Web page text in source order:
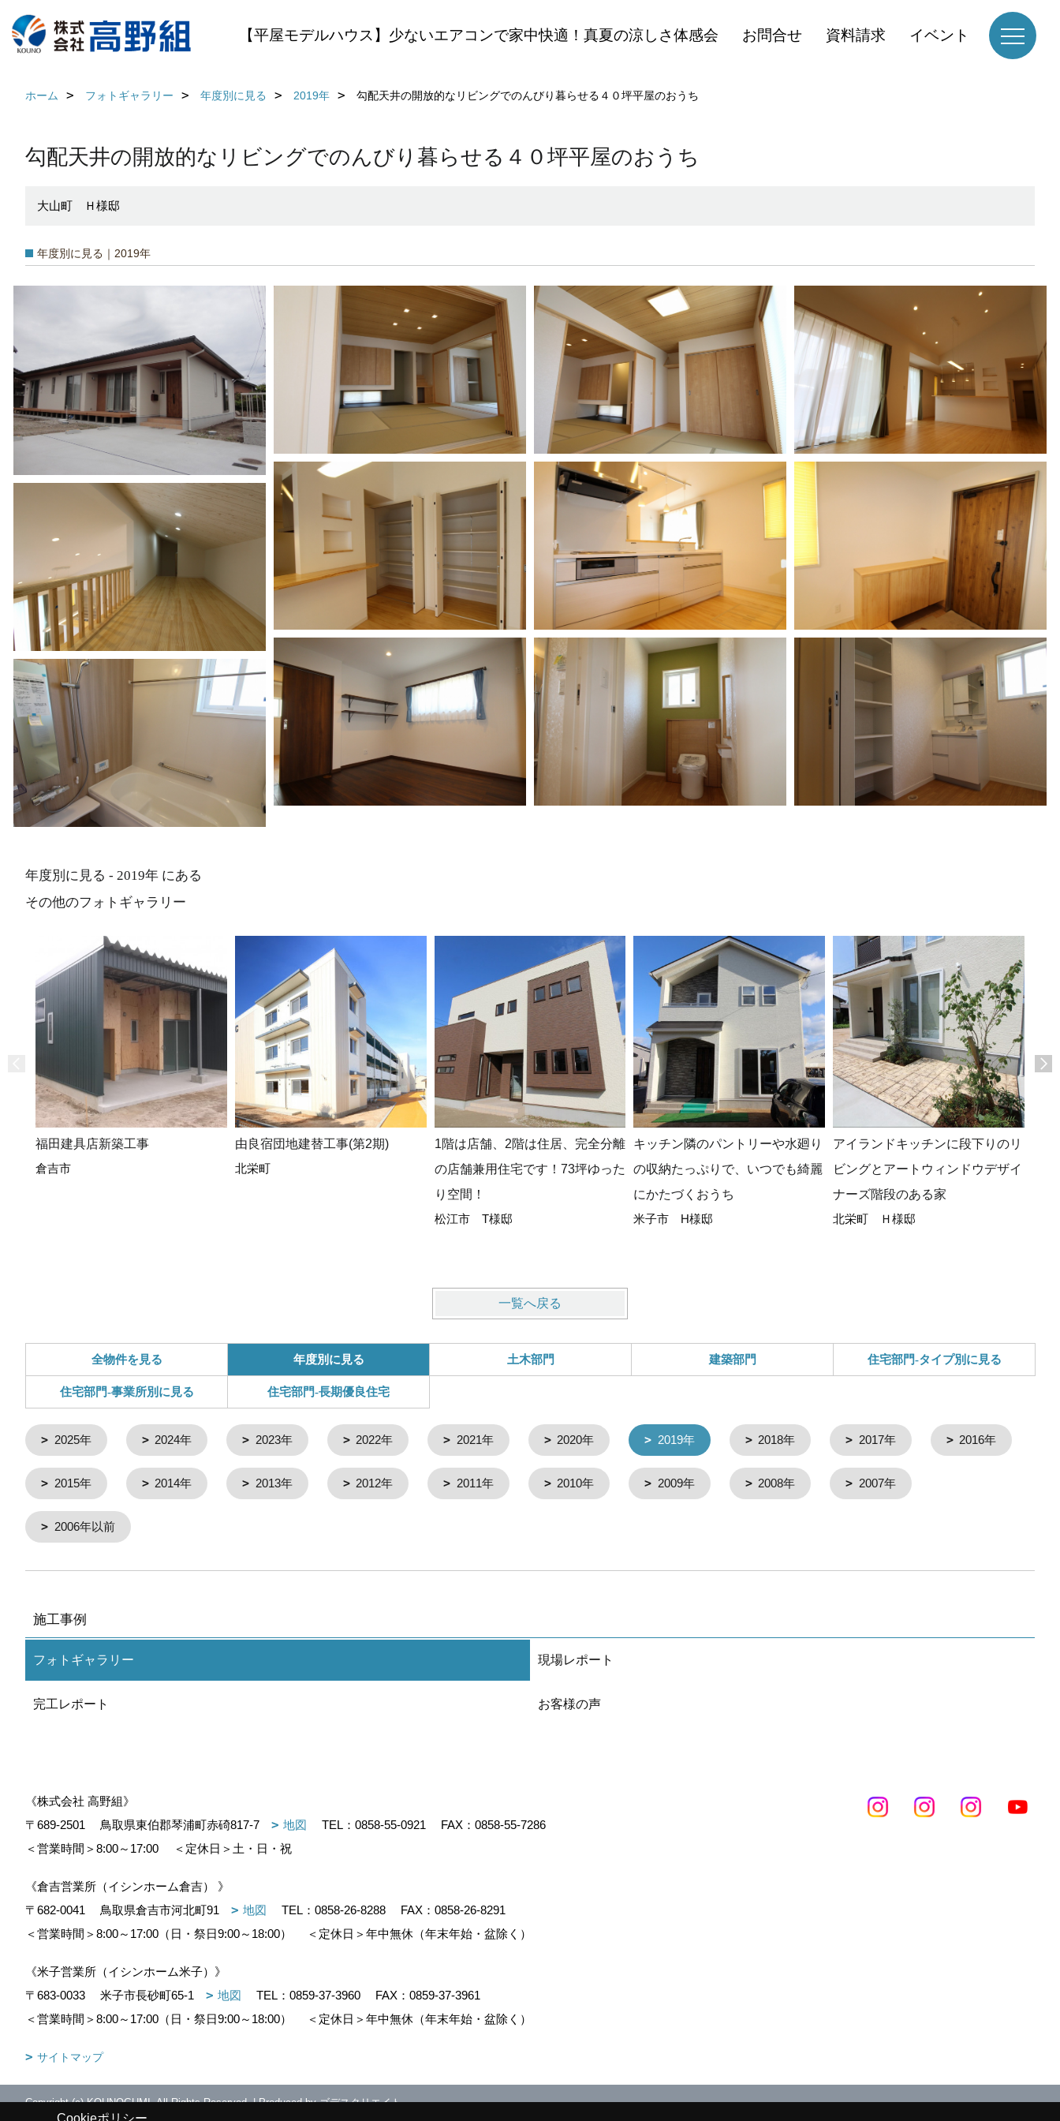
【平屋モデルハウス】少ないエアコンで家中快適！真夏の涼しさ体感会 お問合せ 資料請求 イベント
ホーム フォトギャラリー 年度別に見る 2019年 勾配天井の開放的なリビングでのんびり暮らせる４０坪平屋のおうち
勾配天井の開放的なリビングでのんびり暮らせる４０坪平屋のおうち
大山町 Ｈ様邸
年度別に見る｜2019年
年度別に見る - 2019年 にある
その他のフォトギャラリー
福田建具店新築工事
倉吉市
由良宿団地建替工事(第2期)
北栄町
1階は店舗、2階は住居、完全分離
の店舗兼用住宅です！73坪ゆった
り空間！
松江市 T様邸
キッチン隣のパントリーや水廻り
の収納たっぷりで、いつでも綺麗
にかたづくおうち
米子市 H様邸
アイランドキッチンに段下りのリ
ビングとアートウィンドウデザイ
ナーズ階段のある家
北栄町 Ｈ様邸
一覧へ戻る
全物件を見る 年度別に見る 土木部門 建築部門 住宅部門-タイプ別に見る
住宅部門-事業所別に見る 住宅部門-長期優良住宅
2025年 2024年 2023年 2022年 2021年 2020年 2019年 2018年 2017年 2016年
2015年 2014年 2013年 2012年 2011年 2010年 2009年 2008年 2007年
2006年以前
施工事例
フォトギャラリー 現場レポート
完工レポート お客様の声
《株式会社 高野組》
〒689-2501
鳥取県東伯郡琴浦町赤碕817-7 地図 TEL： 0858-55-0921
FAX：0858-55-7286
＜営業時間＞8:00～17:00
＜定休日＞土・日・祝
《倉吉営業所（イシンホーム倉吉） 》
〒682-0041
鳥取県倉吉市河北町91 地図 TEL： 0858-26-8288
FAX：0858-26-8291
＜営業時間＞8:00～17:00（日・祭日9:00～18:00）
＜定休日＞年中無休（年末年始・盆除く）
《米子営業所（イシンホーム米子）》
〒683-0033
米子市長砂町65-1 地図 TEL： 0859-37-3960
FAX：0859-37-3961
＜営業時間＞8:00～17:00（日・祭日9:00～18:00）
＜定休日＞年中無休（年末年始・盆除く）
サイトマップ
Copyright (c) KOUNOGUMI. All Rights Reserved.|Produced byゴデスクリエイト
Cookieポリシー